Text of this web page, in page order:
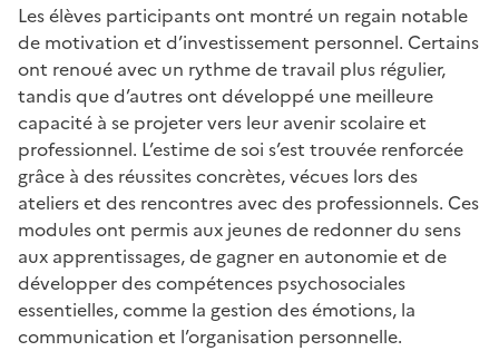
Les élèves participants ont montré un regain notable
de motivation et d’investissement personnel. Certains
ont renoué avec un rythme de travail plus régulier,
tandis que d’autres ont développé une meilleure
capacité à se projeter vers leur avenir scolaire et
professionnel. L’estime de soi s’est trouvée renforcée
grâce à des réussites concrètes, vécues lors des
ateliers et des rencontres avec des professionnels. Ces
modules ont permis aux jeunes de redonner du sens
aux apprentissages, de gagner en autonomie et de
développer des compétences psychosociales
essentielles, comme la gestion des émotions, la
communication et l’organisation personnelle.